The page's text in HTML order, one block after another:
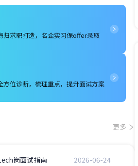
归求职打造，名企实习保offer录取
方位诊断，梳理重点，提升面试方案
更多
岗面试指南
2026-06-24